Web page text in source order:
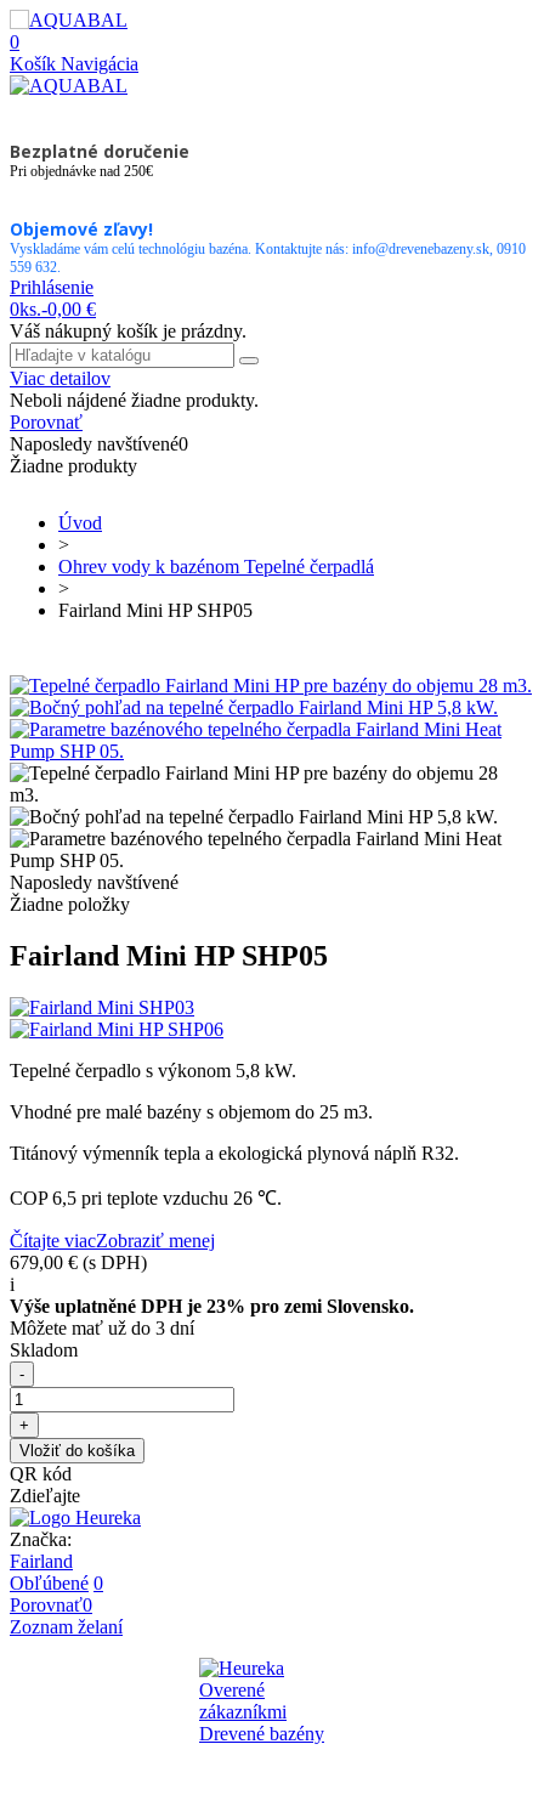
0
Košík Navigácia
Bezplatné doručenie
Pri objednávke nad 250€
Objemové zľavy!
Vyskladáme vám celú technológiu bazéna. Kontaktujte nás: info@drevenebazeny.sk, 0910
559 632.
Prihlásenie
0ks.-0,00 €
Váš nákupný košík je prázdny.
Viac detailov
Neboli nájdené žiadne produkty.
Porovnať
Naposledy navštívené0
Žiadne produkty
Úvod
>
Ohrev vody k bazénom Tepelné čerpadlá
>
Fairland Mini HP SHP05
Naposledy navštívené
Žiadne položky
Fairland Mini HP SHP05
Tepelné čerpadlo s výkonom 5,8 kW.
Vhodné pre malé bazény s objemom do 25 m3.
Titánový výmenník tepla a ekologická plynová náplň R32.
COP 6,5 pri teplote vzduchu 26 ℃.
Čítajte viacZobraziť menej
679,00 € (s DPH)
i
Výše uplatněné DPH je 23% pro zemi Slovensko.
Môžete mať už do 3 dní
Skladom
-
+
Vložiť do košíka
QR kód
Zdieľajte
Značka:
Fairland
Obľúbené 0
Porovnať0
Zoznam želaní